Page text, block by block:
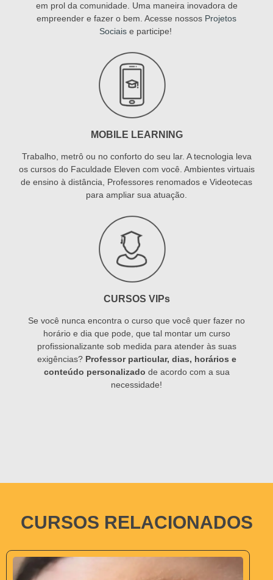
em prol da comunidade. Uma maneira inovadora de
empreender e fazer o bem. Acesse nossos Projetos
Sociaise participe!
MOBILE LEARNING
Trabalho, metrô ou no conforto do seu lar. A tecnologia leva
os cursos do Faculdade Eleven com você. Ambientes virtuais
de ensino à distância, Professores renomados e Videotecas
para ampliar sua atuação.
CURSOS VIPs
Se você nunca encontra o curso que você quer fazer no
horário e dia que pode, que tal montar um curso
profissionalizante sob medida para atender às suas
exigências? Professor particular, dias, horários e
conteúdo personalizado de acordo com a sua
necessidade!
CURSOS RELACIONADOS